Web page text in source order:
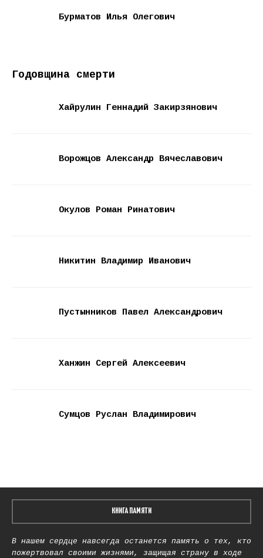
Бурматов Илья Олегович
Годовщина смерти
Хайрулин Геннадий Закирзянович
Ворожцов Александр Вячеславович
Окулов Роман Ринатович
Никитин Владимир Иванович
Пустынников Павел Александрович
Ханжин Сергей Алексеевич
Сумцов Руслан Владимирович
КНИГА ПАМЯТИ
В нашем сердце навсегда останется память о тех, кто
пожертвовал своими жизнями, защищая страну в ходе